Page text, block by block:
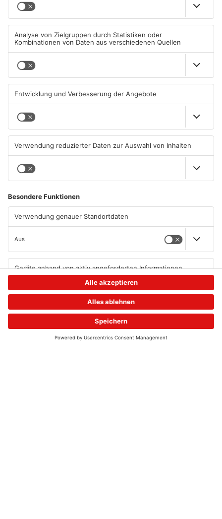
Gleisarbeiten sollen
ausgelöst haben
31.07.2026, 06:25 UHR IN MAIN-
Wo ist Selena Fröhlich aus
29.07.2026, 16:32 UHR IN MAIN-